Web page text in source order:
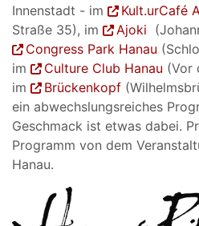
Innenstadt - im
Kult.urCafé
Straße 35), im
Ajoki
Congress Park Hanau
im
Culture Club Hanau (Vor
im
Brückenkopf
ein abwechslungsreiches
Geschmack ist etwas dabei.
Programm von dem
Hanau.